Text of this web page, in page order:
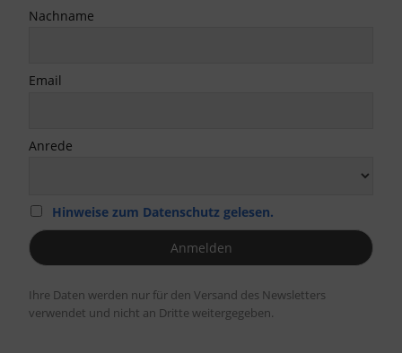
Nachname
Email
Anrede
Hinweise zum Datenschutz gelesen.
Ihre Daten werden nur für den Versand des Newsletters
verwendet und nicht an Dritte weitergegeben.